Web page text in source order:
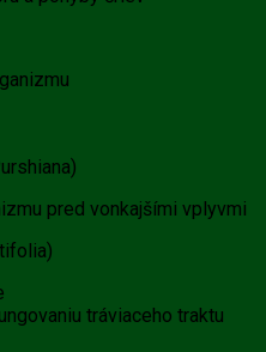
pred vonkajšími vplyvmi
tráviaceho traktu